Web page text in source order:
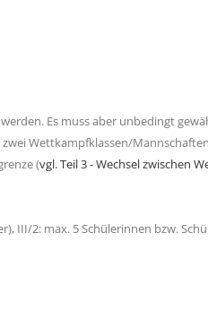
Es muss aber unbedingt
Wettkampfklassen/
(vgl. Teil 3 - Wechsel zwischen
III/2: max. 5 Schülerinnen bzw.